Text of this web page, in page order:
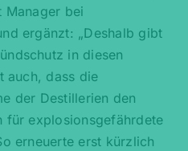
Manager bei
ergänzt: „Deshalb gibt
in diesen
auch, dass die
der Destillerien den
für explosionsgefährdete
erneuerte erst kürzlich